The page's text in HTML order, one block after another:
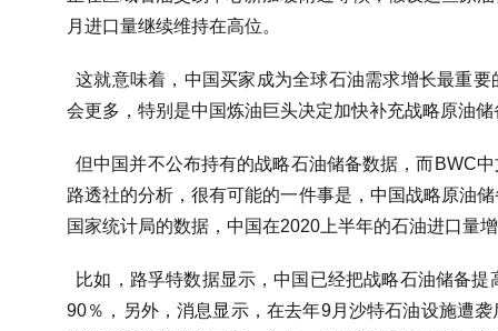
月进口量继续维持在高位。
这就意味着，中国买家成为全球石油需求增长最重
会更多，特别是中国炼油巨头决定加快补充战略原油储
但中国并不公布持有的战略石油储备数据，而BWC
路透社的分析，很有可能的一件事是，中国战略原油
国家统计局的数据，中国在2020上半年的石油进口量
比如，路孚特数据显示，中国已经把战略石油储备
90％，另外，消息显示，在去年9月沙特石油设施遭